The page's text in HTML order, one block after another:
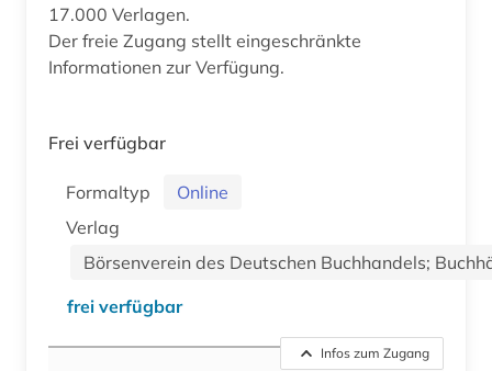
17.000 Verlagen.
Der freie Zugang stellt eingeschränkte
Informationen zur Verfügung.
Frei verfügbar
Formaltyp
Online
Verlag
Börsenverein des Deutschen Buchhandels;
frei verfügbar
Infos zum Zugang